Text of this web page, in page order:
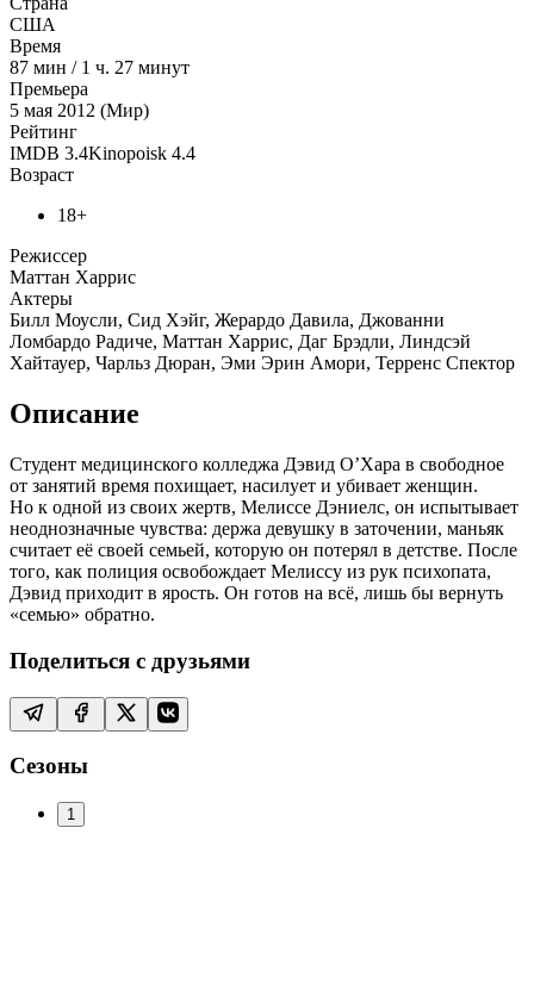
США
Время
87 мин / 1 ч. 27 минут
Премьера
5 мая 2012 (Мир)
Рейтинг
IMDB 3.4Kinopoisk 4.4
Возраст
18+
Режиссер
Маттан Харрис
Актеры
Билл Моусли, Сид Хэйг, Жерардо Давила, Джованни
Ломбардо Радиче, Маттан Харрис, Даг Брэдли, Линдсэй
Хайтауер, Чарльз Дюран, Эми Эрин Амори, Терренс Спектор
Описание
Студент медицинского колледжа Дэвид О’Хара в свободное
от занятий время похищает, насилует и убивает женщин.
Но к одной из своих жертв, Мелиссе Дэниелс, он испытывает
неоднозначные чувства: держа девушку в заточении, маньяк
считает её своей семьей, которую он потерял в детстве. После
того, как полиция освобождает Мелиссу из рук психопата,
Дэвид приходит в ярость. Он готов на всё, лишь бы вернуть
«семью» обратно.
Поделиться с друзьями
Сезоны
1